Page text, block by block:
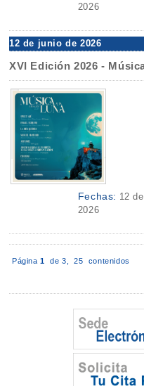
2026
12 de junio de 2026
XVI Edición 2026 -
Fechas: 12
2026
Página 1 de 3,25 contenidos